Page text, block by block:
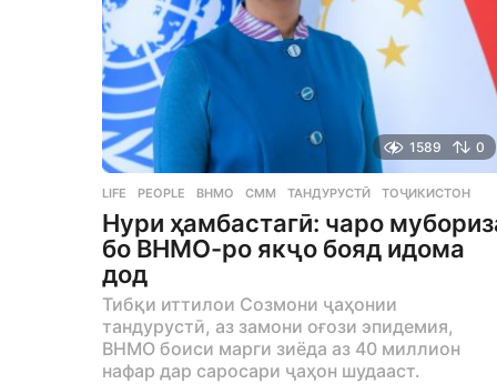
1589 0
LIFE ,PEOPLE ВНМО ,СММ ,ТАНДУРУСТӢ ,ТОҶИКИСТОН
Нури ҳамбастагӣ: чаро
бо ВНМО-ро якҷо бояд идома
дод
Тибқи иттилои Созмони ҷаҳонии
тандурустӣ, аз замони оғози эпидемия,
ВНМО боиси марги зиёда аз 40 миллион
нафар дар саросари ҷаҳон шудааст.